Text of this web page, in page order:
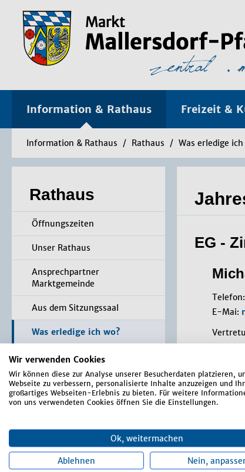
Wir verwenden Cookies
Wir können diese zur Analyse unserer Besucherdaten platzieren,
Webseite zu verbessern, personalisierte Inhalte anzuzeigen und
großartiges Webseiten-Erlebnis zu bieten. Für weitere
von uns verwendeten Cookies öffnen Sie die Einstellungen.
Ok, weitermachen
Ablehnen Nein,
Information & Rathaus Freizeit &
Information & Rathaus / Rathaus / Was erledige ich
EG -
Telefon:
E-Mai:
Freitag
Rathaus
Öffnungszeiten
Unser Rathaus
Ansprechpartner
Marktgemeinde
Aus dem Sitzungssaal
Was erledige ich wo?
Bürger-Service-Portal /
Formulare
Richtlinien
Markt-Rundschau